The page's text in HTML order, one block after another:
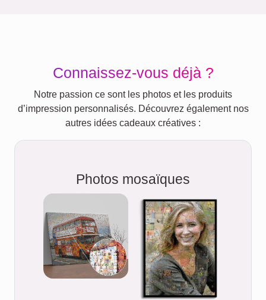
Connaissez-vous déjà ?
Notre passion ce sont les photos et les produits
d’impression personnalisés. Découvrez également nos
autres idées cadeaux créatives :
Photos mosaïques